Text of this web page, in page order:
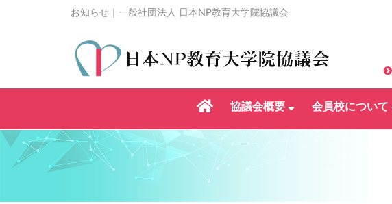
お知らせ｜一般社団法人 日本NP教育大学院協議会
協議会概要 会員校について